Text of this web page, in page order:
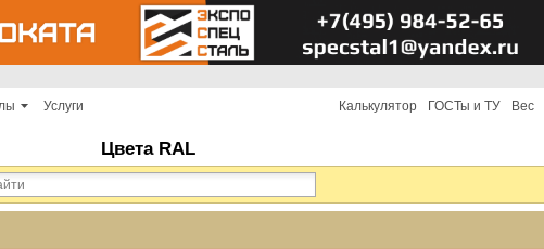
Услуги Калькулятор ГОСТы и ТУ Вес
Цвета RAL